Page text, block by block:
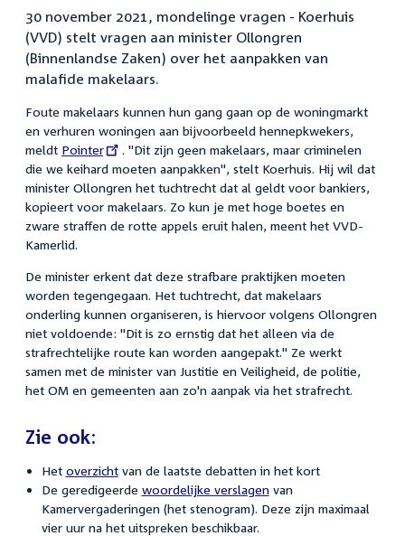
30 november 2021, mondelinge vragen - Koerhuis
(VVD) stelt vragen aan minister Ollongren
(Binnenlandse Zaken) over het aanpakken van
malafide makelaars.
Foute makelaars kunnen hun gang gaan op de woningmarkt
en verhuren woningen aan bijvoorbeeld hennepkwekers,
meldt External
link:
Pointer
. "Dit zijn geen makelaars, maar criminelen
die we keihard moeten aanpakken", stelt Koerhuis. Hij wil dat
minister Ollongren het tuchtrecht dat al geldt voor bankiers,
kopieert voor makelaars. Zo kun je met hoge boetes en
zware straffen de rotte appels eruit halen, meent het VVD-
Kamerlid.
De minister erkent dat deze strafbare praktijken moeten
worden tegengegaan. Het tuchtrecht, dat makelaars
onderling kunnen organiseren, is hiervoor volgens Ollongren
niet voldoende: "Dit is zo ernstig dat het alleen via de
strafrechtelijke route kan worden aangepakt." Ze werkt
samen met de minister van Justitie en Veiligheid, de politie,
het OM en gemeenten aan zo'n aanpak via het strafrecht.
Zie ook:
Het overzichtvan de laatste debatten in het kort
De geredigeerde woordelijke verslagenvan
Kamervergaderingen (het stenogram). Deze zijn maximaal
vier uur na het uitspreken beschikbaar.